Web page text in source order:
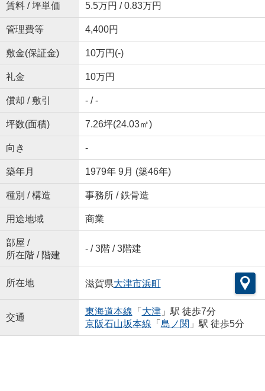
賃料 / 坪単価 5.5万円 / 0.83万円
管理費等 4,400円
敷金(保証金) 10万円(-)
礼金 10万円
償却 / 敷引 - / -
坪数(面積) 7.26坪(24.03㎡)
向き -
築年月 1979年 9月 (築46年)
種別 / 構造 事務所 / 鉄骨造
用途地域 商業
部屋 /
所在階 / 階建
- / 3階 / 3階建
所在地 滋賀県大津市浜町
交通
東海道本線 「 大津」駅 徒歩7分
京阪石山坂本線 「 島ノ関 」駅 徒歩5分